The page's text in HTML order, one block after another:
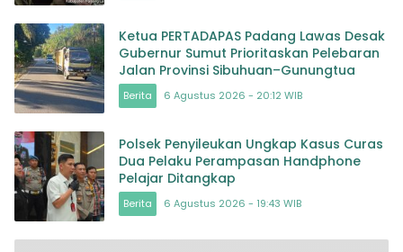
Ketua PERTADAPAS Padang Lawas Desak
Gubernur Sumut Prioritaskan Pelebaran
Jalan Provinsi Sibuhuan–Gunungtua
Berita 6 Agustus 2026 - 20:12 WIB
Polsek Penyileukan Ungkap Kasus Curas
Dua Pelaku Perampasan Handphone
Pelajar Ditangkap
Berita 6 Agustus 2026 - 19:43 WIB